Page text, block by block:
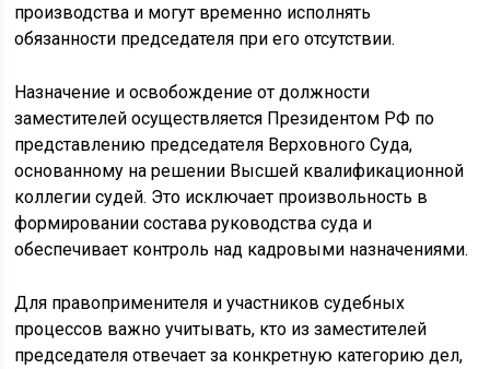
производства и могут временно исполнять
обязанности председателя при его отсутствии.
Назначение и освобождение от должности
заместителей осуществляется Президентом РФ по
представлению председателя Верховного Суда,
основанному на решении Высшей квалификационной
коллегии судей. Это исключает произвольность в
формировании состава руководства суда и
обеспечивает контроль над кадровыми назначениями.
Для правоприменителя и участников судебных
процессов важно учитывать, кто из заместителей
председателя отвечает за конкретную категорию дел,